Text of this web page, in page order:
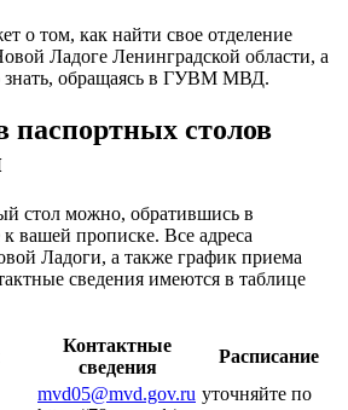
о том, как найти свое отделение
Ладоге Ленинградской области, а
знать, обращаясь в ГУВМ МВД.
паспортных столов
стол можно, обратившись в
вашей прописке. Все адреса
Ладоги, а также график приема
сведения имеются в таблице
Контактные
сведения
Расписание
mvd05@mvd.gov.ru уточняйте по